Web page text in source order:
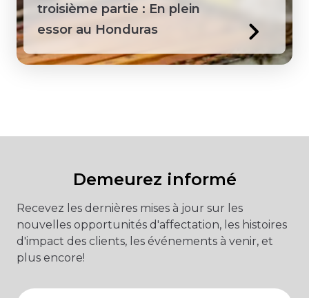
troisième partie : En plein
essor au Honduras
Demeurez informé
Recevez les dernières mises à jour sur les
nouvelles opportunités d'affectation, les histoires
d'impact des clients, les événements à venir, et
plus encore!